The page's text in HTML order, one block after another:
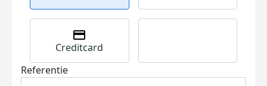
Creditcard
Referentie